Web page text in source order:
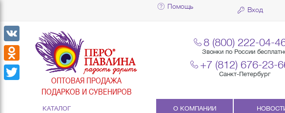
Помощь Вход
ОПТОВАЯ ПРОДАЖА
ПОДАРКОВ И СУВЕНИРОВ
8 (800) 222-04-
Звонки по России
+7 (812) 676-23-
Санкт-Петербург
КАТАЛОГ О КОМПАНИИ
VK
Odnoklassniki